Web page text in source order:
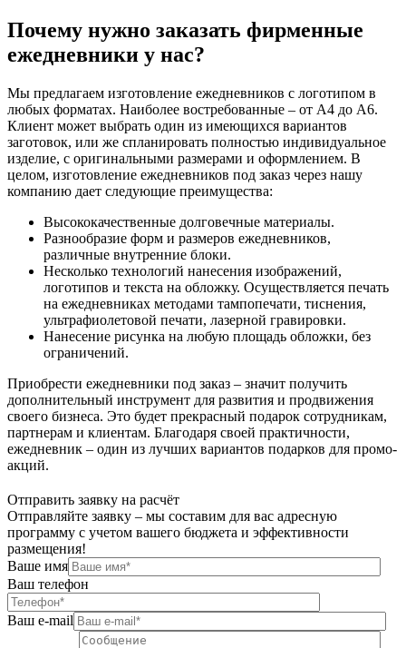
Почему нужно заказать фирменные
ежедневники у нас?
Мы предлагаем изготовление ежедневников с логотипом в
любых форматах. Наиболее востребованные – от А4 до А6.
Клиент может выбрать один из имеющихся вариантов
заготовок, или же спланировать полностью индивидуальное
изделие, с оригинальными размерами и оформлением. В
целом, изготовление ежедневников под заказ через нашу
компанию дает следующие преимущества:
Высококачественные долговечные материалы.
Разнообразие форм и размеров ежедневников,
различные внутренние блоки.
Несколько технологий нанесения изображений,
логотипов и текста на обложку. Осуществляется печать
на ежедневниках методами тампопечати, тиснения,
ультрафиолетовой печати, лазерной гравировки.
Нанесение рисунка на любую площадь обложки, без
ограничений.
Приобрести ежедневники под заказ – значит получить
дополнительный инструмент для развития и продвижения
своего бизнеса. Это будет прекрасный подарок сотрудникам,
партнерам и клиентам. Благодаря своей практичности,
ежедневник – один из лучших вариантов подарков для промо-
акций.
Отправить заявку на расчёт
Отправляйте заявку – мы составим для вас адресную
программу с учетом вашего бюджета и эффективности
размещения!
Ваше имя
Ваш телефон
Ваш e-mail